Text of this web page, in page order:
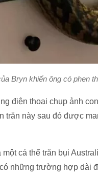
Bryn khiến ông có phen
điện thoại chụp ảnh
trăn này sau đó được
cá thể trăn bụi
những trường hợp dài